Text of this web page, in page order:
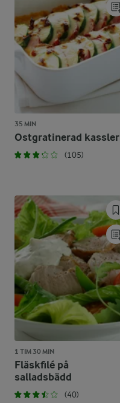
35 MIN
Ostgratinerad kassler
(105)
1 TIM 30 MIN
Fläskfilé på
salladsbädd
(40)